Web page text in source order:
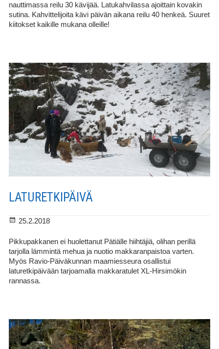
nauttimassa reilu 30 kävijää. Latukahvilassa ajoittain kovakin
sutina. Kahvittelijoita kävi päivän aikana reilu 40 henkeä. Suuret
kiitokset kaikille mukana olleille!
LATURETKIPÄIVÄ
Julkaistu
25.2.2018
Pikkupakkanen ei huolettanut Pätiälle hiihtäjiä, olihan perillä
tarjolla lämmintä mehua ja nuotio makkaranpaistoa varten.
Myös Ravio-Päiväkunnan maamiesseura osallistui
laturetkipäivään tarjoamalla makkaratulet XL-Hirsimökin
rannassa.